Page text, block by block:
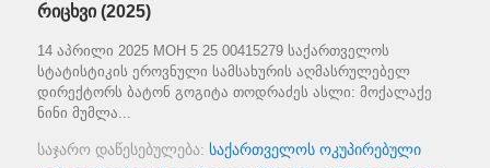
რიცხვი (2025)
14 აპრილი 2025 MOH 5 25 00415279 საქართველოს
სტატისტიკის ეროვნული სამსახურის აღმასრულებელ
დირექტორს ბატონ გოგიტა თოდრაძეს ასლი: მოქალაქე
ნინი მუმლა...
საჯარო დაწესებულება: საქართველოს ოკუპირებული